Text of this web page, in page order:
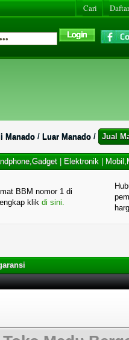
Cari
Manado / Luar Manado / Jual
| Elektronik|
BBM nomor 1 di
klik di sini.